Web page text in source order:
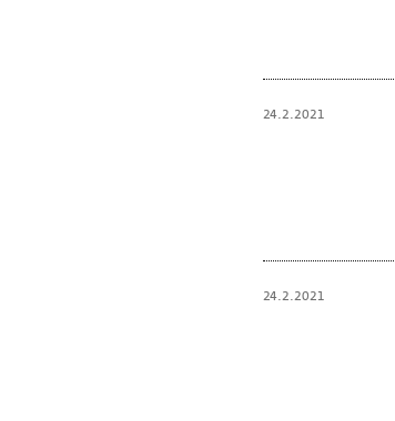
24.2.2021
24.2.2021